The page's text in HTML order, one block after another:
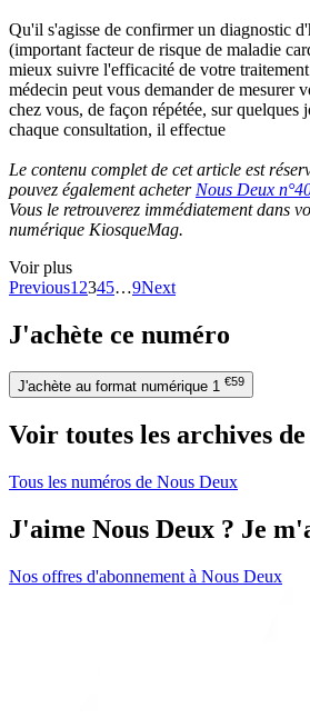
Qu'il s'agisse de confirmer un diagnostic
(important facteur de risque de maladie
mieux suivre l'efficacité de votre
médecin peut vous demander de mesurer
chez vous, de façon répétée, sur quelques
chaque consultation, il effectue
Le contenu complet de cet article est
pouvez également acheter Nous Deux
Vous le retrouverez immédiatement dans
numérique KiosqueMag.
Voir plus
Previous1 2345…9Next
J'achète ce numéro
J'achète au format numérique 1 €59
Voir toutes les archives
Tous les numéros de Nous Deux
J'aime Nous Deux ? Je
Nos offres d'abonnement à Nous Deux